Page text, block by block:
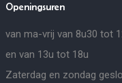
Openingsuren
van ma-vrij van 8u30 tot
en van 13u tot 18u
Zaterdag en zondag